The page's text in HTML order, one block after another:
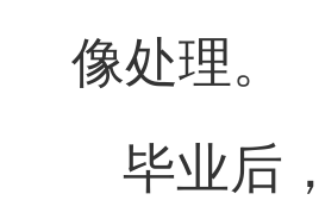
像处理。
毕业后